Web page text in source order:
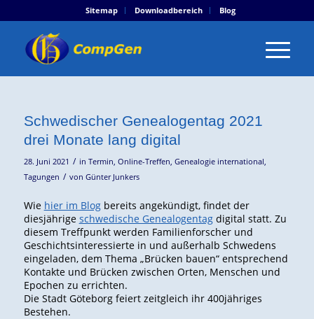
Sitemap Downloadbereich Blog
Schwedischer Genealogentag 2021
drei Monate lang digital
28. Juni 2021 / in Termin, Online-Treffen, Genealogie international,
Tagungen / von Günter Junkers
Wie hier im Blogbereits angekündigt, findet der
diesjährige schwedische Genealogentagdigital statt. Zu
diesem Treffpunkt werden Familienforscher und
Geschichtsinteressierte in und außerhalb Schwedens
eingeladen, dem Thema „Brücken bauen“ entsprechend
Kontakte und Brücken zwischen Orten, Menschen und
Epochen zu errichten.
Die Stadt Göteborg feiert zeitgleich ihr 400jähriges
Bestehen.